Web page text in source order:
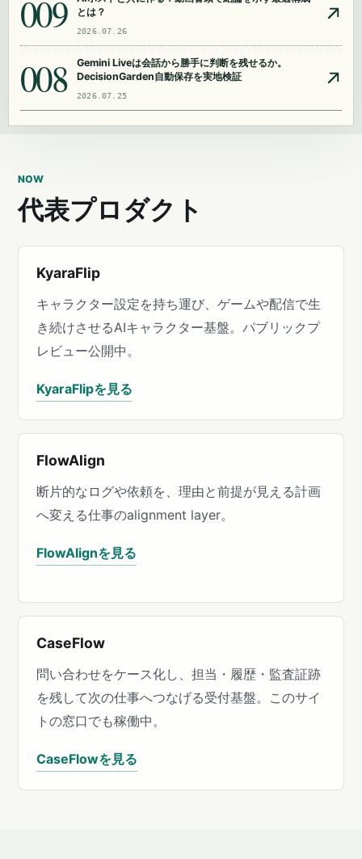
009
とは？
2026.07.26
008
Gemini Liveは会話から勝手に判断を残せるか。
DecisionGarden自動保存を実地検証
2026.07.25
NOW
代表プロダクト
KyaraFlip
キャラクター設定を持ち運び、ゲームや配信で生
き続けさせるAIキャラクター基盤。パブリックプ
レビュー公開中。
KyaraFlipを見る
FlowAlign
断片的なログや依頼を、理由と前提が見える計画
へ変える仕事のalignment layer。
FlowAlignを見る
CaseFlow
問い合わせをケース化し、担当・履歴・監査証跡
を残して次の仕事へつなげる受付基盤。このサイ
トの窓口でも稼働中。
CaseFlowを見る